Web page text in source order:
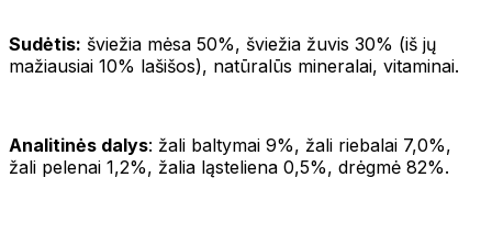
Sudėtis: šviežia mėsa 50%, šviežia žuvis 30% (iš jų
mažiausiai 10% lašišos), natūralūs mineralai, vitaminai.
Analitinės dalys: žali baltymai 9%, žali riebalai 7,0%,
žali pelenai 1,2%, žalia ląsteliena 0,5%, drėgmė 82%.